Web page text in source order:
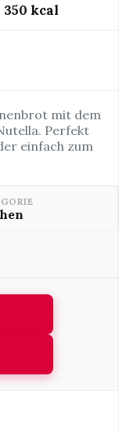
350 kcal
mit dem
Perfekt
einfach zum